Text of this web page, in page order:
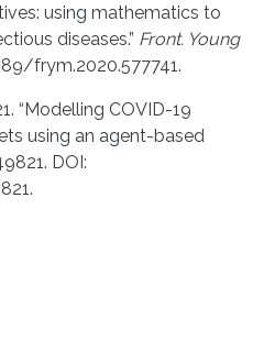
using mathematics to
diseases.” Front. Young
frym.2020.577741.
“Modelling COVID-19
using an agent-based
DOI: